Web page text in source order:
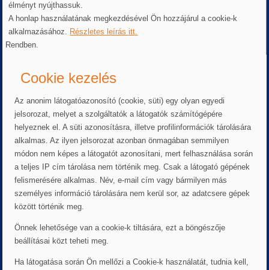
élményt nyújthassuk.
A honlap használatának megkezdésével Ön hozzájárul a cookie-k
alkalmazásához. Részletes leírás itt.
Rendben.
Cookie kezelés
Az anonim látogatóazonosító (cookie, süti) egy olyan egyedi
jelsorozat, melyet a szolgáltatók a látogatók számítógépére
helyeznek el. A süti azonosításra, illetve profilinformációk tárolására
alkalmas. Az ilyen jelsorozat azonban önmagában semmilyen
módon nem képes a látogatót azonosítani, mert felhasználása során
a teljes IP cím tárolása nem történik meg. Csak a látogató gépének
felismerésére alkalmas. Név, e-mail cím vagy bármilyen más
személyes információ tárolására nem kerül sor, az adatcsere gépek
között történik meg.
Önnek lehetősége van a cookie-k tiltására, ezt a böngészője
beállításai közt teheti meg.
Ha látogatása során Ön mellőzi a Cookie-k használatát, tudnia kell,